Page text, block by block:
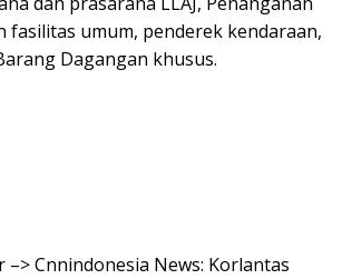
fasilitas umum, penderek kendaraan,
Dagangan khusus.
Cnnindonesia News: Korlantas